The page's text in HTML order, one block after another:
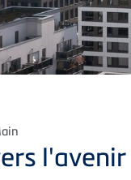
l'avenir